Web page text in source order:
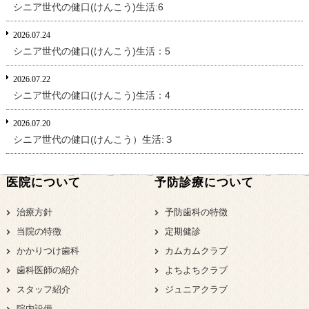
シニア世代の健口(けんこう)生活:6
2026.07.24
シニア世代の健口(けんこう)生活：5
2026.07.22
シニア世代の健口(けんこう)生活：4
2026.07.20
シニア世代の健口(けんこう）生活:３
医院について
治療方針
当院の特徴
かかりつけ歯科
歯科医師の紹介
スタッフ紹介
予防診療について
予防歯科の特徴
定期健診
カムカムクラブ
よちよちクラブ
ジュニアクラブ